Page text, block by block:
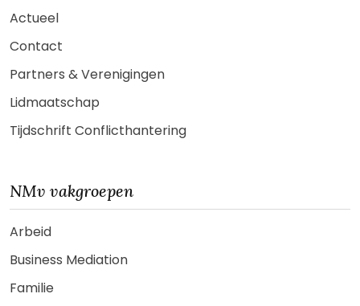
Actueel
Contact
Partners & Verenigingen
Lidmaatschap
Tijdschrift Conflicthantering
NMv vakgroepen
Arbeid
Business Mediation
Familie